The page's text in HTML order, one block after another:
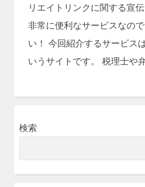
リエイトリンクに関する宣
非常に便利なサービスなの
い！ 今回紹介するサービス
いうサイトです。 税理士や弁
検索